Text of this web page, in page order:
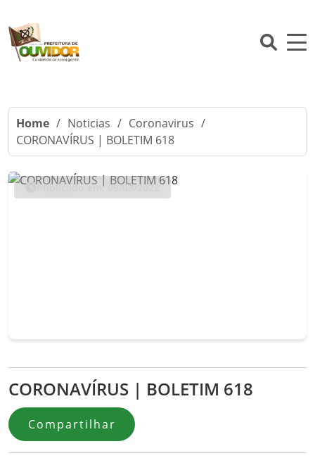
Home / Noticias / Coronavirus /
CORONAVÍRUS | BOLETIM 618
Publicado em: 09/03/2022
CORONAVÍRUS | BOLETIM 618
Compartilhar